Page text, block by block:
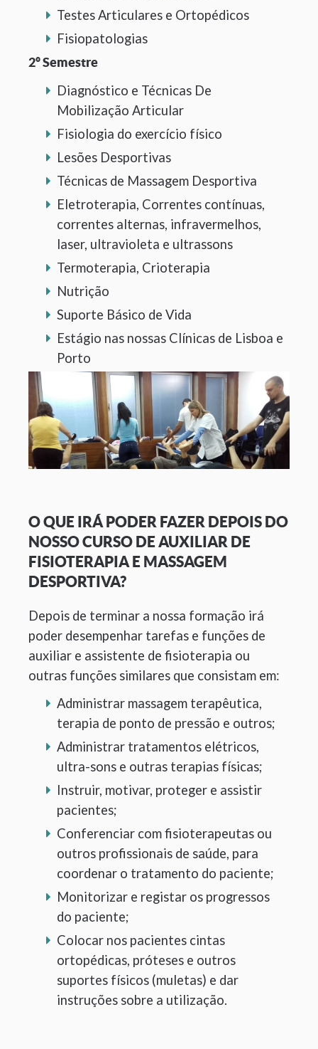
Testes Articulares e Ortopédicos
Fisiopatologias
2º Semestre
Diagnóstico e Técnicas De
Mobilização Articular
Fisiologia do exercício físico
Lesões Desportivas
Técnicas de Massagem Desportiva
Eletroterapia, Correntes contínuas,
correntes alternas, infravermelhos,
laser, ultravioleta e ultrassons
Termoterapia, Crioterapia
Nutrição
Suporte Básico de Vida
Estágio nas nossas Clínicas de Lisboa e
Porto
O QUE IRÁ PODER FAZER DEPOIS DO
NOSSO CURSO DE AUXILIAR DE
FISIOTERAPIA E MASSAGEM
DESPORTIVA?
Depois de terminar a nossa formação irá
poder desempenhar tarefas e funções de
auxiliar e assistente de fisioterapia ou
outras funções similares que consistam em:
Administrar massagem terapêutica,
terapia de ponto de pressão e outros;
Administrar tratamentos elétricos,
ultra-sons e outras terapias físicas;
Instruir, motivar, proteger e assistir
pacientes;
Conferenciar com fisioterapeutas ou
outros profissionais de saúde, para
coordenar o tratamento do paciente;
Monitorizar e registar os progressos
do paciente;
Colocar nos pacientes cintas
ortopédicas, próteses e outros
suportes físicos (muletas) e dar
instruções sobre a utilização.